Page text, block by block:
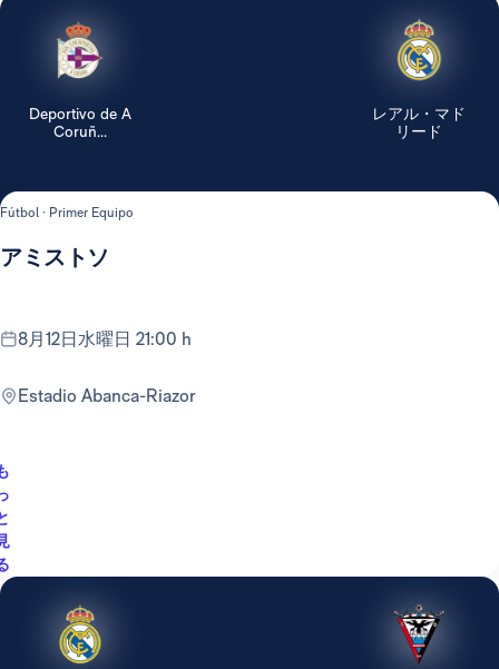
Deportivo de A
Coruñ...
レアル・マド
リード
Fútbol · Primer Equipo
アミストソ
8月12日水曜日 21:00 h
Estadio Abanca-Riazor